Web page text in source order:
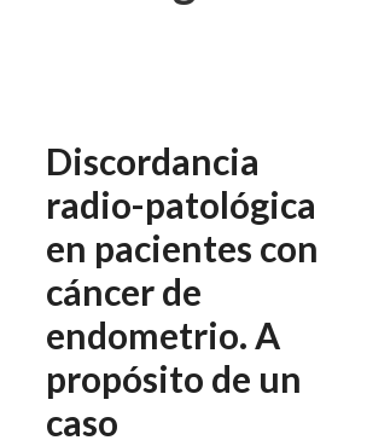
Discordancia
radio-patológica
en pacientes con
cáncer de
endometrio. A
propósito de un
caso